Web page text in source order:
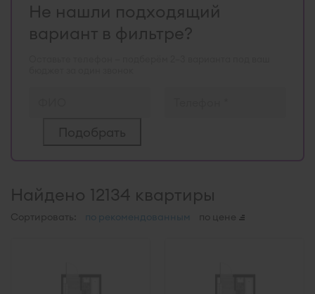
Не нашли подходящий
вариант в фильтре?
Найдено 12134 квартиры
Сортировать: по рекомендованным по цене